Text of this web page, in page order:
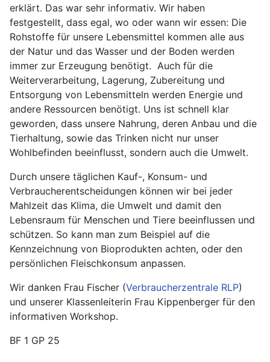
erklärt. Das war sehr informativ. Wir haben
festgestellt, dass egal, wo oder wann wir essen: Die
Rohstoffe für unsere Lebensmittel kommen alle aus
der Natur und das Wasser und der Boden werden
immer zur Erzeugung benötigt. Auch für die
Weiterverarbeitung, Lagerung, Zubereitung und
Entsorgung von Lebensmitteln werden Energie und
andere Ressourcen benötigt. Uns ist schnell klar
geworden, dass unsere Nahrung, deren Anbau und die
Tierhaltung, sowie das Trinken nicht nur unser
Wohlbefinden beeinflusst, sondern auch die Umwelt.
Durch unsere täglichen Kauf-, Konsum- und
Verbraucherentscheidungen können wir bei jeder
Mahlzeit das Klima, die Umwelt und damit den
Lebensraum für Menschen und Tiere beeinflussen und
schützen. So kann man zum Beispiel auf die
Kennzeichnung von Bioprodukten achten, oder den
persönlichen Fleischkonsum anpassen.
Wir danken Frau Fischer (Verbraucherzentrale RLP)
und unserer Klassenleiterin Frau Kippenberger für den
informativen Workshop.
BF 1 GP 25